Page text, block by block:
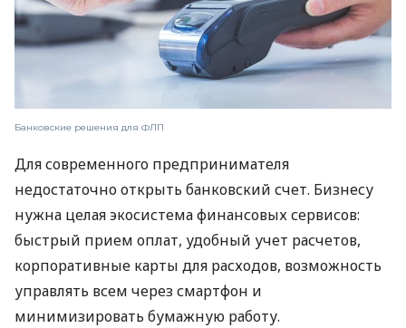
Банковские решения для ФЛП
Для современного предпринимателя
недостаточно открыть банковский счет. Бизнесу
нужна целая экосистема финансовых сервисов:
быстрый прием оплат, удобный учет расчетов,
корпоративные карты для расходов, возможность
управлять всем через смартфон и
минимизировать бумажную работу.